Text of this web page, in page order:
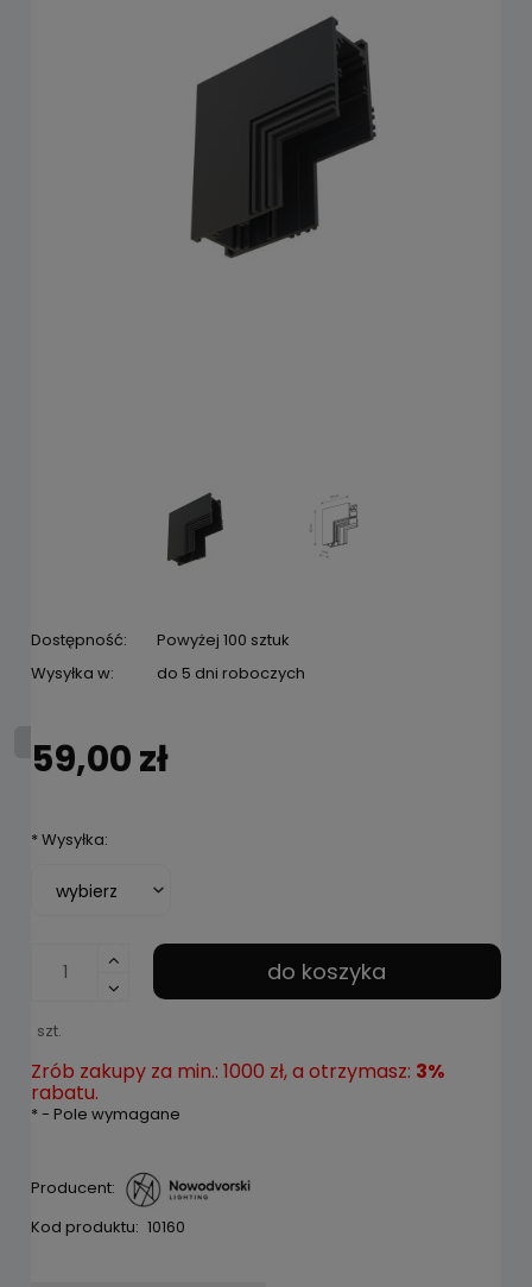
Dostępność:
Powyżej 100 sztuk
Wysyłka w:
do 5 dni roboczych
59,00 zł
*Wysyłka:
szt.
do koszyka
Zrób zakupy za min.: 1000 zł, a otrzymasz: 3%
rabatu.
*- Pole wymagane
Producent:
Kod produktu: 10160